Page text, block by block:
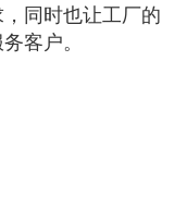
同时也让工厂的
客户。